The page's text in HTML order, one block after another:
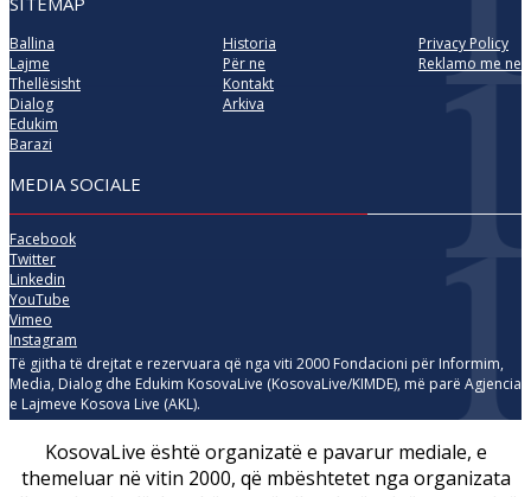
Ballina
Lajme
Thellësisht
Dialog
Edukim
Barazi
Historia
Për ne
Kontakt
Arkiva
Privacy Policy
Reklamo me ne
MEDIA SOCIALE
Facebook
Twitter
Linkedin
YouTube
Vimeo
Instagram
Të gjitha të drejtat e rezervuara që nga viti 2000 Fondacioni për Informim,
Media, Dialog dhe Edukim KosovaLive (KosovaLive/KIMDE), më parë Agjencia
e Lajmeve Kosova Live (AKL).
KosovaLive është organizatë e pavarur mediale, e
themeluar në vitin 2000, që mbështetet nga organizata